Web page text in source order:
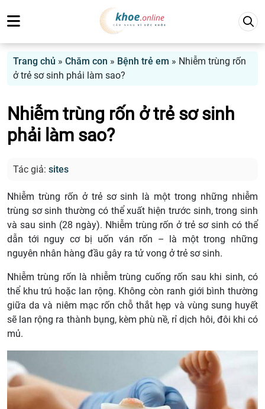
Trang chủ » Chăm con » Bệnh trẻ em » Nhiễm trùng rốn
ở trẻ sơ sinh phải làm sao?
Nhiễm trùng rốn ở trẻ sơ sinh
phải làm sao?
Tác giả: sites
Nhiễm trùng rốn ở trẻ sơ sinh là một trong những nhiễm
trùng sơ sinh thường có thể xuất hiện trước sinh, trong sinh
và sau sinh (28 ngày). Nhiễm trùng rốn ở trẻ sơ sinh có thể
dẫn tới nguy cơ bị uốn ván rốn – là một trong những
nguyên nhân hàng đầu gây ra tử vong ở trẻ sơ sinh.
Nhiễm trùng rốn là nhiễm trùng cuống rốn sau khi sinh, có
thể khu trú hoặc lan rộng. Không còn ranh giới bình thường
giữa da và niêm mạc rốn chỗ thắt hẹp và vùng sung huyết
sẽ lan rộng ra thành bụng, kèm phù nề, rỉ dịch hôi, đôi khi có
mủ.